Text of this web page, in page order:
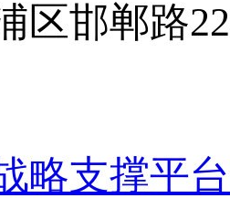
区邯郸路
略支撑平台